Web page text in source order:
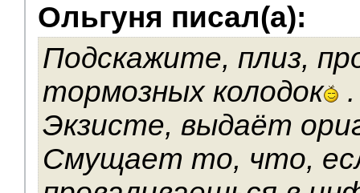
Ольгуня писал(а):
Подскажите, плиз,
тормозных колодок
Экзисте, выдаёт
Смущает то, что,
V.I.P.